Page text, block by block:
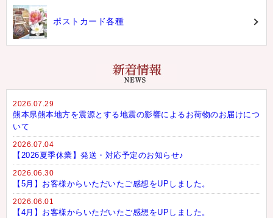
ポストカード各種
2026.07.29
熊本県熊本地方を震源とする地震の影響によるお荷物のお届けにつ
いて
2026.07.04
【2026夏季休業】発送・対応予定のお知らせ♪
2026.06.30
【5月】お客様からいただいたご感想をUPしました。
2026.06.01
【4月】お客様からいただいたご感想をUPしました。